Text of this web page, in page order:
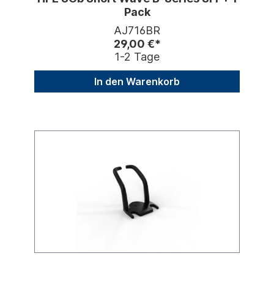
Pack
AJ716BR
29,00 €*
1-2 Tage
In den Warenkorb